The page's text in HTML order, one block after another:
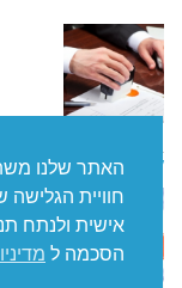
קרא עוד ←האתר שלנו
חוויית
אישית ולנתח
הסכמה ל